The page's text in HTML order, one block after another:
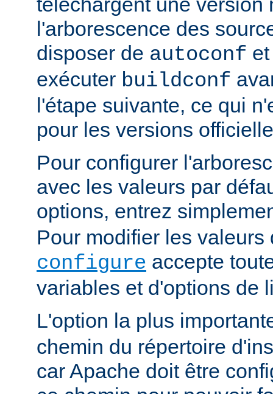
l'arborescence des
disposer de autoconf
exécuter buildconf
l'étape suivante, ce qui
pour les versions
Pour configurer
avec les valeurs par
options, entrez
Pour modifier les valeurs
configure accepte
variables et d'options de
L'option la plus
chemin du répertoire
car Apache doit être